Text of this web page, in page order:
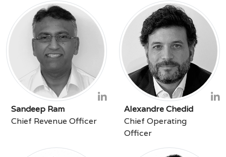
Sandeep Ram
Chief Revenue Officer
Alexandre Chedid
Chief Operating
Officer